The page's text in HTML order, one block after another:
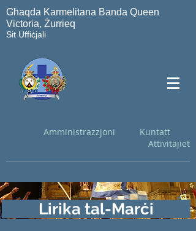
Għaqda Karmelitana Banda Queen
Victoria, Żurrieq
Sit Uffiċjali
Amministrazzjoni
Kuntatt
Attivitajiet
Lirika tal-Marċi